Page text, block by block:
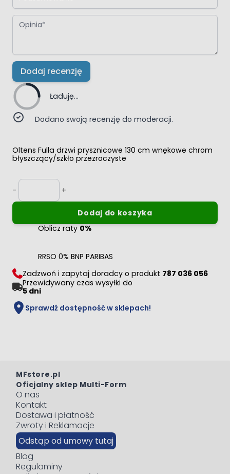
Opinia
Dodaj recenzję
Ładuję...
Dodano swoją recenzję do moderacji.
Oltens Fulla drzwi prysznicowe 130 cm wnękowe chrom
błyszczący/szkło przezroczyste
-
Ilość
+
Dodaj do koszyka
Oblicz raty0%
RRSO 0% BNP PARIBAS
Zadzwoń i zapytaj doradcy o produkt 787 036 056
Przewidywany czas wysyłki do
5 dni
Sprawdź dostępność w sklepach!
MFstore.pl
Oficjalny sklep Multi-Form
O nas
Kontakt
Dostawa i płatność
Zwroty i Reklamacje
Odstąp od umowy tutaj
Blog
Regulaminy